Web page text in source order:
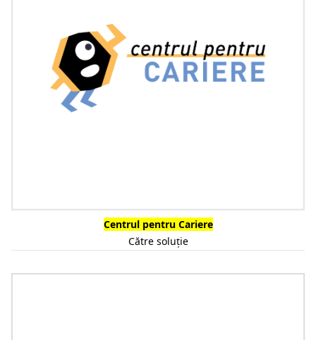
Centrul pentru Cariere
Către soluție